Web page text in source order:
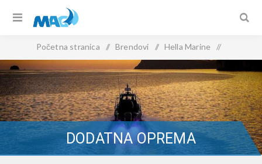
Početna stranica / Brendovi / Hella Marine /
Dodatna oprema
DODATNA OPREMA